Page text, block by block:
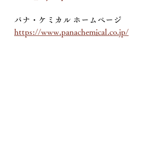
パナ・ケミカル ホームページ
https://www.panachemical.co.jp/